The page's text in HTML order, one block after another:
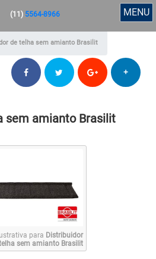
MENU
(11) 5564-8966
de telha sem amianto Brasilit
+
sem amianto Brasilit
para Distribuidor
sem amianto Brasilit